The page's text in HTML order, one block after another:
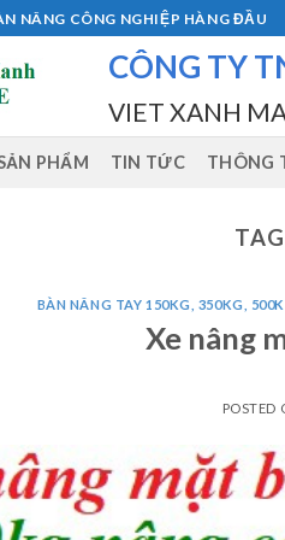
NÂNG CÔNG NGHIỆP HÀNG ĐẦU
CÔNG TY
VIET XANH
PHẨM TIN TỨC THÔNG
BÀN NÂNG TAY 150KG, 350KG,
Xe nâng
POSTED